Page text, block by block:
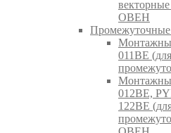
ОВЕН
011BE
012BE,
122BE